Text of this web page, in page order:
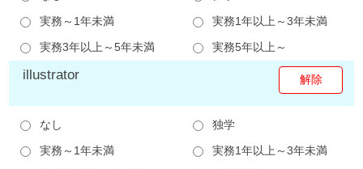
実務～1年未満
実務1年以上～3年未満
実務3年以上～5年未満
実務5年以上～
illustrator
なし
独学
実務～1年未満
実務1年以上～3年未満